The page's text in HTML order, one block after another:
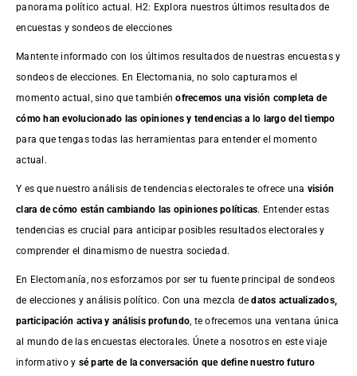
panorama político actual. H2: Explora nuestros últimos resultados de
encuestas y sondeos de elecciones
Mantente informado con los últimos resultados de nuestras encuestasy
sondeos de elecciones. En Electomania, no solo capturamos el
momento actual, sino que tambiénofrecemos una visión completa de
cómo han evolucionado las opiniones y tendencias a lo largo del tiempo
para que tengas todas las herramientas para entender el momento
actual.
Y es que nuestro análisis de tendencias electorales te ofrece una visión
clara de cómo están cambiando las opiniones políticas. Entender estas
tendencias es crucial para anticipar posibles resultados electorales y
comprender el dinamismo de nuestra sociedad.
En Electomanía, nos esforzamos por ser tu fuente principal de sondeos
de elecciones y análisis político. Con una mezcla dedatos actualizados,
participación activa y análisis profundo , te ofrecemos una ventana única
al mundo de las encuestas electorales. Únete a nosotros en este viaje
informativo y sé parte de la conversación que define nuestro futuro